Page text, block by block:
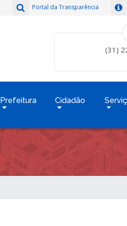
Portal da Transparência
(31)
Prefeitura Cidadão